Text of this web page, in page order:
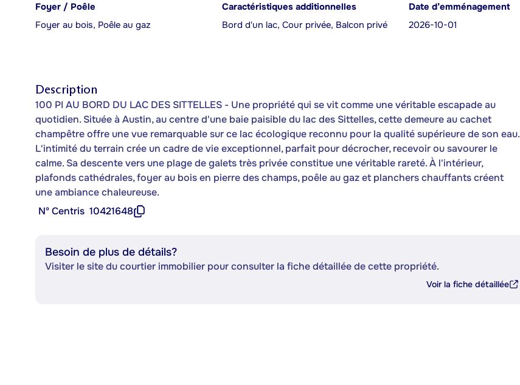
Foyer / Poêle
Foyer au bois, Poêle au gaz
Caractéristiques additionnelles
Bord d'un lac, Cour privée, Balcon privé
Date d’emménagement
2026-10-01
Description
100 PI AU BORD DU LAC DES SITTELLES - Une propriété qui se vit comme une véritable escapade au
quotidien. Située à Austin, au centre d'une baie paisible du lac des Sittelles, cette demeure au cachet
champêtre offre une vue remarquable sur ce lac écologique reconnu pour la qualité supérieure de son eau.
L'intimité du terrain crée un cadre de vie exceptionnel, parfait pour décrocher, recevoir ou savourer le
calme. Sa descente vers une plage de galets très privée constitue une véritable rareté. À l'intérieur,
plafonds cathédrales, foyer au bois en pierre des champs, poêle au gaz et planchers chauffants créent
une ambiance chaleureuse.
Nº Centris 10421648
Besoin de plus de détails?
Visiter le site du courtier immobilier pour consulter la fiche détaillée de cette propriété.
Voir la fiche détaillée